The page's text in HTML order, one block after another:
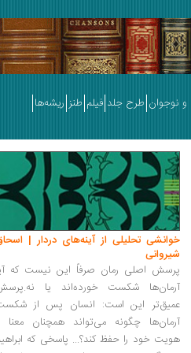
نوجوان طرح جلد فیلم طنز ریشه‌ها
خوانشی تحلیلی از آینه‌های دردار |
شیروانی
پرسش اصلی رمان صرفاً این نیست که
آرمان‌ها شکست خورده‌اند یا
عمیق‌تر این است: انسان پس از
آرمان‌ها چگونه می‌تواند همچنان معنا
هویت خود را حفظ کند؟... پاسخی که